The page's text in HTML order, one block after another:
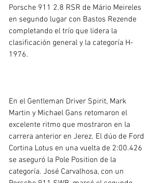
Porsche 911 2.8 RSR de Mário Meireles
en segundo lugar con Bastos Rezende
completando el trío que lidera la
clasificación general y la categoría H-
1976.
En el Gentleman Driver Spirit, Mark
Martin y Michael Gans retomaron el
excelente ritmo que mostraron en la
carrera anterior en Jerez. El dúo de Ford
Cortina Lotus en una vuelta de 2:00.426
se aseguró la Pole Position de la
categoría. José Carvalhosa, con un